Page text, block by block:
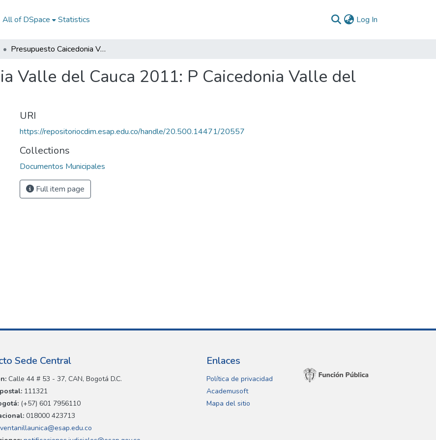
All of DSpace Statistics Log In
Presupuesto Caicedonia Valle del Cauca 2011: P Caicedonia Valle del Cauca 2011
Valle del Cauca 2011: P Caicedonia Valle del
URI
https://repositoriocdim.esap.edu.co/handle/20.500.14471/20557
Collections
Documentos Municipales
Full item page
Sede Central
Calle 44 # 53 - 37, CAN, Bogotá D.C.
111321
(+57) 601 7956110
018000 423713
ventanillaunica@esap.edu.co
Enlaces
Política de privacidad
Academusoft
Mapa del sitio